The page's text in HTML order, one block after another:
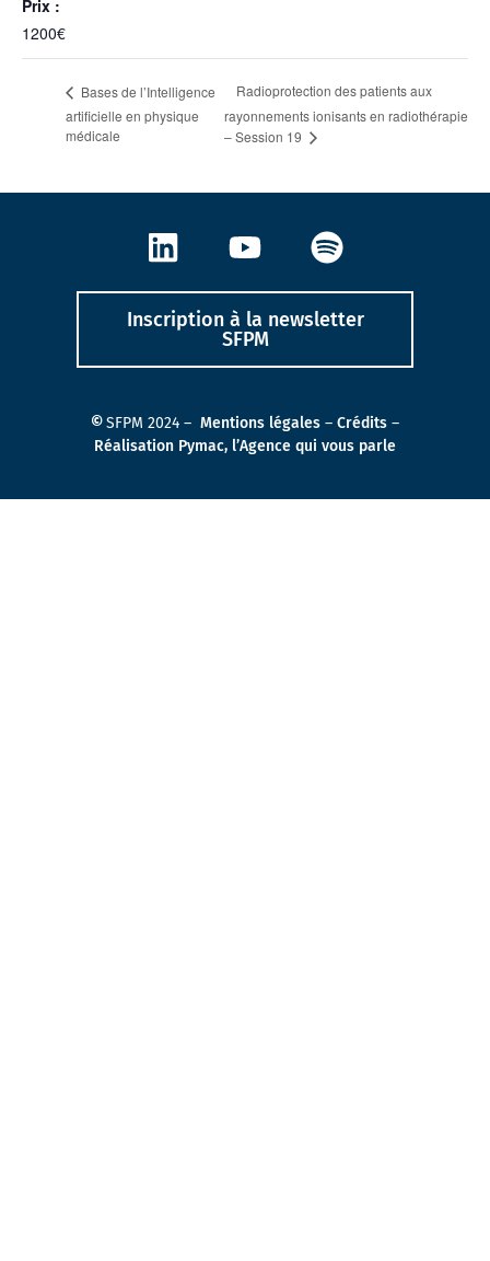
Prix :
1200€
Bases de l’Intelligence
artificielle en physique
médicale
Radioprotection des patients aux
rayonnements ionisants en radiothérapie
– Session 19
Inscription à la newsletter
SFPM
©SFPM 2024 – Mentions légales – Crédits –
Réalisation Pymac, l’Agence qui vous parle